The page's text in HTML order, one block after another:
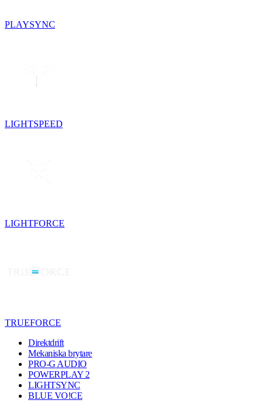
PLAYSYNC
LIGHTSPEED
LIGHTFORCE
TRUEFORCE
Direktdrift
Mekaniska brytare
PRO-G AUDIO
POWERPLAY 2
LIGHTSYNC
BLUE VO!CE